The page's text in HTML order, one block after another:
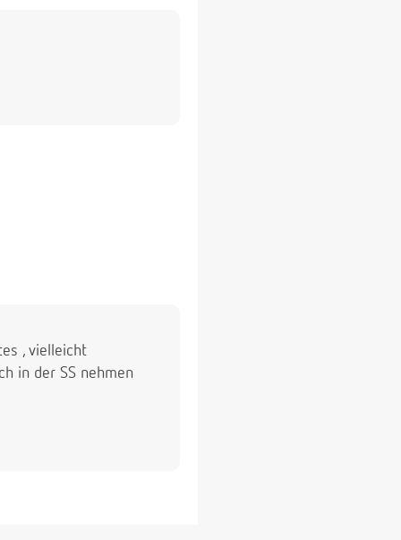
, vielleicht
in der SS nehmen